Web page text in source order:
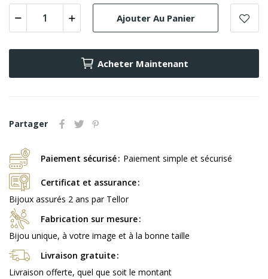
Ajouter Au Panier
Acheter Maintenant
Partager
Paiement sécurisé Paiement simple et sécurisé
Certificat et assurance
Bijoux assurés 2 ans par Tellor
Fabrication sur mesure
Bijou unique, à votre image et à la bonne taille
Livraison gratuite
Livraison offerte, quel que soit le montant